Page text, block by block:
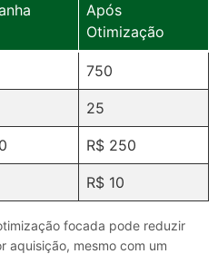
Após
Otimização
750
25
R$ 250
R$ 10
focada pode reduzir
aquisição, mesmo com um